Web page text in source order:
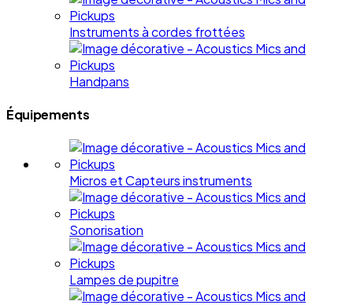
Instruments à cordes frottées
Handpans
Équipements
Micros et Capteurs instruments
Sonorisation
Lampes de pupitre